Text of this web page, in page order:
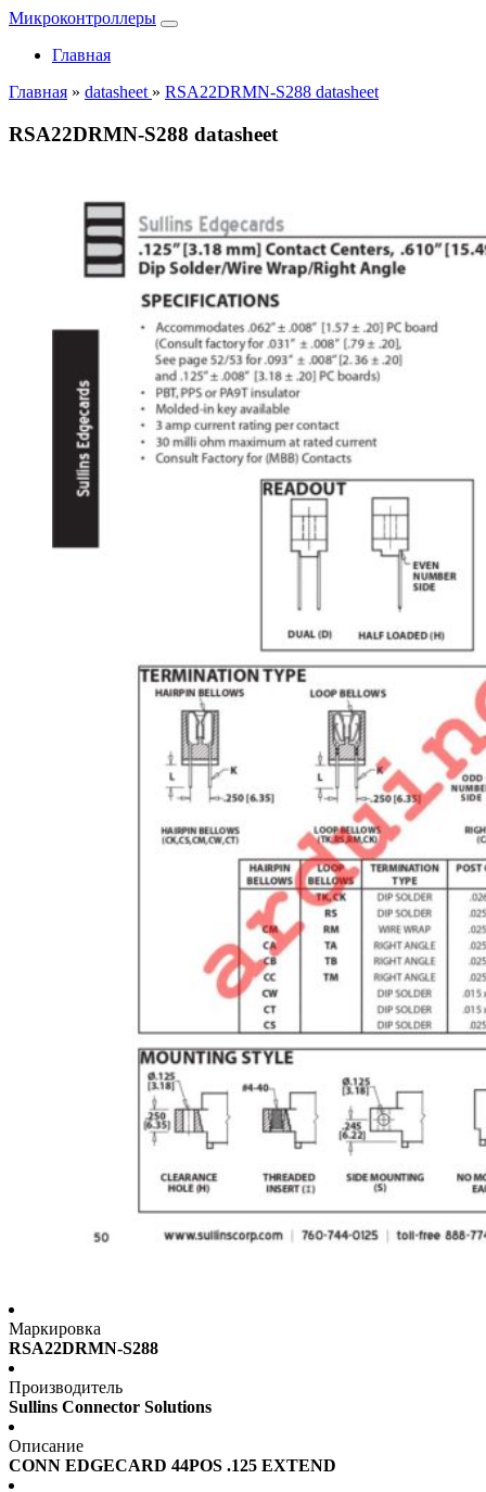
Микроконтроллеры
Главная
Главная » datasheet » RSA22DRMN-S288 datasheet
RSA22DRMN-S288 datasheet
Маркировка
RSA22DRMN-S288
Производитель
Sullins Connector Solutions
Описание
CONN EDGECARD 44POS .125 EXTEND